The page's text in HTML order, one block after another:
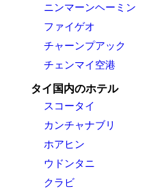
ニンマーンヘーミン
ファイゲオ
チャーンプアック
チェンマイ空港
タイ国内のホテル
スコータイ
カンチャナブリ
ホアヒン
ウドンタニ
クラビ